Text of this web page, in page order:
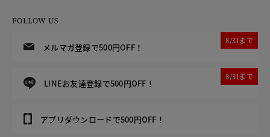
FOLLOW US
メルマガ登録で500円OFF！
8/31まで
LINEお友達登録で500円OFF！
8/31まで
アプリダウンロードで500円OFF！